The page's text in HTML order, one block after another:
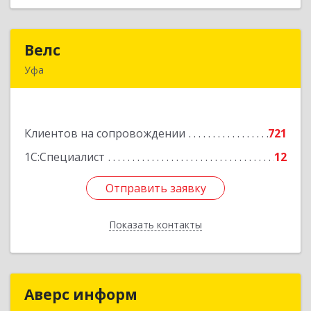
Велс
Уфа
Клиентов на сопровождении
721
1С:Специалист
12
Отправить заявку
Показать контакты
Подробнее
Отправить заявку
Назад
Аверс информ